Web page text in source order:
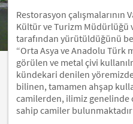
Restorasyon çalışmalarının
Kültür ve Turizm Müdürlüğü
tarafından yürütüldüğünü
“Orta Asya ve Anadolu
görülen ve metal çivi
kündekari denilen
bilinen, tamamen ahşap
camilerden, ilimiz genelinde
sahip camiler